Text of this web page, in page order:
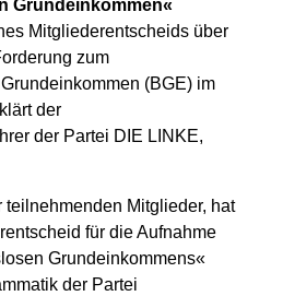
Grundeinkommen«
Mitgliederentscheids über
zum
(BGE) im
der
der Partei DIE LINKE,
teilnehmenden Mitglieder, hat
für die Aufnahme
Grundeinkommens«
der Partei